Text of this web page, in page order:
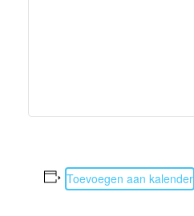
Toevoegen aan kalender